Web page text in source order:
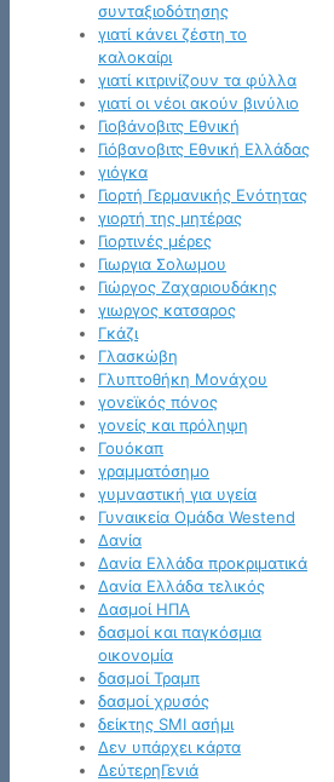
συνταξιοδότησης
γιατί κάνει ζέστη το
καλοκαίρι
γιατί κιτρινίζουν τα φύλλα
γιατί οι νέοι ακούν βινύλιο
Γιοβάνοβιτς Εθνική
Γιόβανοβιτς Εθνική Ελλάδας
γιόγκα
Γιορτή Γερμανικής Ενότητας
γιορτή της μητέρας
Γιορτινές μέρες
Γιωργια Σολωμου
Γιώργος Ζαχαριουδάκης
γιωργος κατσαρος
Γκάζι
Γλασκώβη
Γλυπτοθήκη Μονάχου
γονεϊκός πόνος
γονείς και πρόληψη
Γουόκαπ
γραμματόσημο
γυμναστική για υγεία
Γυναικεία Ομάδα Westend
Δανία
Δανία Ελλάδα προκριματικά
Δανία Ελλάδα τελικός
Δασμοί ΗΠΑ
δασμοί και παγκόσμια
οικονομία
δασμοί Τραμπ
δασμοί χρυσός
δείκτης SMI ασήμι
Δεν υπάρχει κάρτα
ΔεύτερηΓενιά